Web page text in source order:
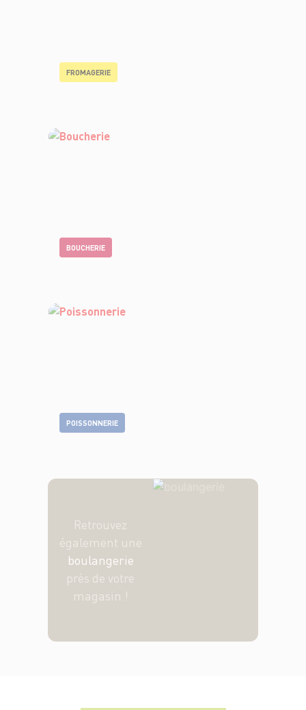
FROMAGERIE
BOUCHERIE
POISSONNERIE
Retrouvez
également une
boulangerie
près de votre
magasin !